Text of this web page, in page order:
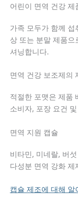
어린이 면역 건강 제
가족 모두가 함께
상 또는 분말 제품
셔닝합니다.
면역 건강 보조제의
적절한 포맷은 제품
소비자, 포장 요건
면역 지원 캡슐
비타민, 미네랄, 버
다성분 면역 강화
캡슐 제조에 대해 알